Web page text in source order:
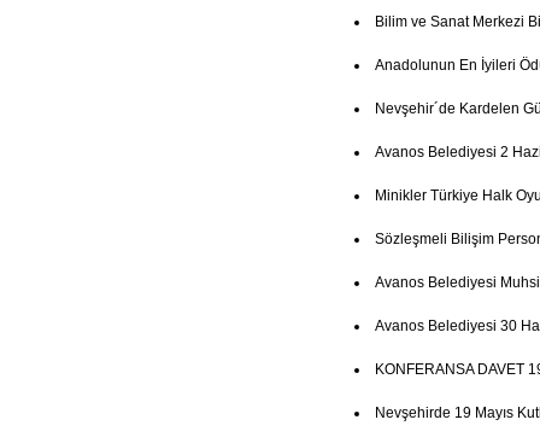
Bilim ve Sanat Merkezi
Anadolunun En İyileri
Nevşehir´de Kardelen
Avanos Belediyesi 2
Minikler Türkiye Halk
Sözleşmeli Bilişim
Avanos Belediyesi
Avanos Belediyesi 30
KONFERANSA DAVET
Nevşehirde 19 Mayıs